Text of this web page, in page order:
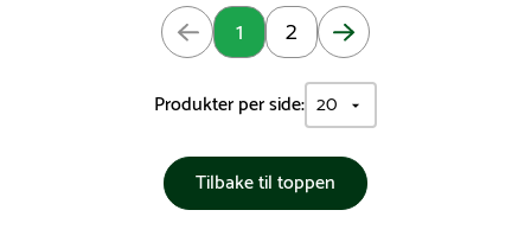
Oppdatert: Side 1 av 2 1 2
Produkter per side:
Tilbake til toppen